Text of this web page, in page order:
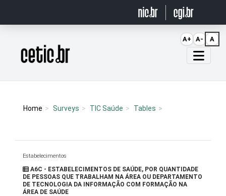
Página inicial
Home Surveys TIC Saúde Tables
Estabelecimentos
A6C - ESTABELECIMENTOS DE SAÚDE, POR QUANTIDADE
DE PESSOAS QUE TRABALHAM NA ÁREA OU DEPARTAMENTO
DE TECNOLOGIA DA INFORMAÇÃO COM FORMAÇÃO NA
ÁREA DE SAÚDE
A+ A- A